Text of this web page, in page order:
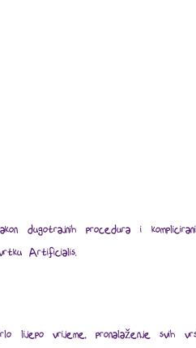
dugotrajnih procedura i
Artificialis.
lijepo vrijeme, pronalaženje svih